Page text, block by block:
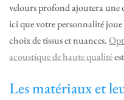
velours profond ajoutera une
ici que votre personnalité
choix de tissus et nuances.
acoustique de haute qualité
Les matériaux et